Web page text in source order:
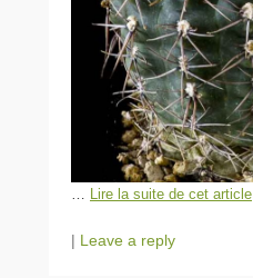
Lire la suite de cet article
| Leave a reply